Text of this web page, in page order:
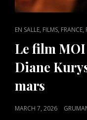
CAT
EN SALLE, FILMS, FRANCE,
Le film MOI
Diane
mars
POSTED
MARCH 7, 2026